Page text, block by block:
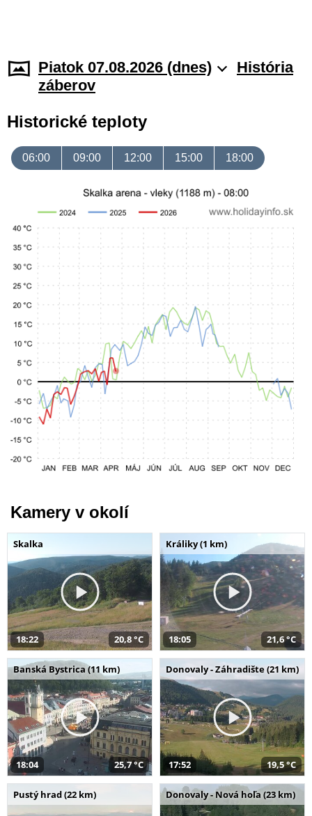
Piatok 07.08.2026 (dnes)
História
záberov
Historické teploty
06:00 09:00 12:00 15:00 18:00
Kamery v okolí
Skalka
18:22 20,8 °C
Králiky (1 km)
18:05 21,6 °C
Banská Bystrica (11 km)
18:04 25,7 °C
Donovaly - Záhradište (21 km)
17:52 19,5 °C
Pustý hrad (22 km) Donovaly - Nová hoľa (23 km)